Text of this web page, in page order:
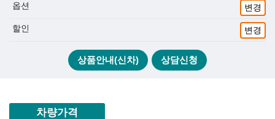
옵션 변경
할인 변경
상품안내(신차) 상담신청
차량가격